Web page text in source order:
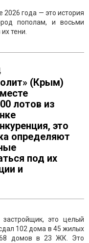
2026 года — это история
пополам, и восьми
тени.
(Крым)
лотов из
это
определяют
под их
и
это целый
102 дома в 45 жилых
68 домов в 23 ЖК. Это